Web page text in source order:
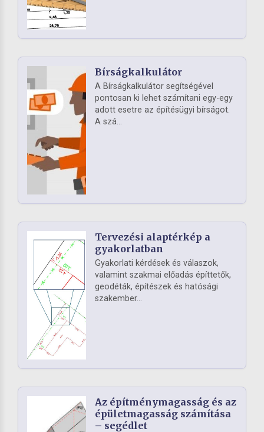
Bírságkalkulátor
A Bírságkalkulátor segítségével
pontosan ki lehet számítani egy-egy
adott esetre az építésügyi bírságot.
A szá...
Tervezési alaptérkép a
gyakorlatban
Gyakorlati kérdések és válaszok,
valamint szakmai előadás építtetők,
geodéták, építészek és hatósági
szakember...
Az építménymagasság és az
épületmagasság számítása
– segédlet